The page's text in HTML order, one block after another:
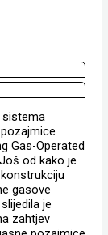
sistema
Gas-Operated
od kako je
gasove
je
zahtjev